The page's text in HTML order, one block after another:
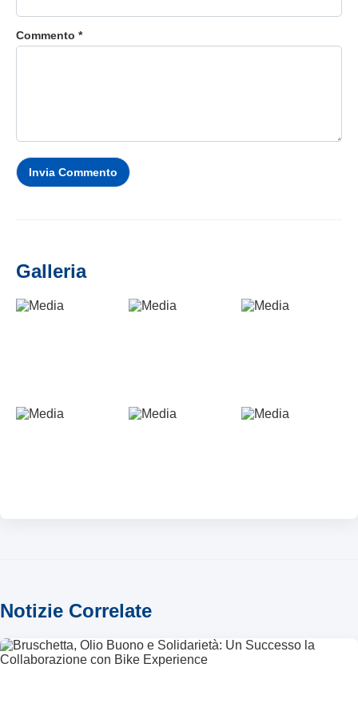
Commento *
Invia Commento
Galleria
Notizie Correlate